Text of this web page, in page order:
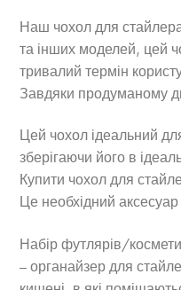
Наш чохол для
та інших моделей, цей
тривалий термін
Завдяки продуманому
Цей чохол ідеальний
зберігаючи його в
Купити чохол для
Це необхідний аксесуар
Набір футлярів/
– органайзер для